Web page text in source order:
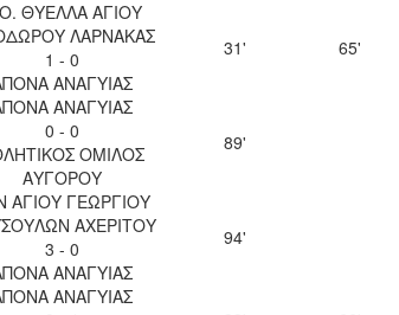
ΘΥΕΛΛΑ ΑΓΙΟΥ
ΛΑΡΝΑΚΑΣ
1 - 0
ΑΝΑΓΥΙΑΣ
31' 65'
ΑΝΑΓΥΙΑΣ
0 - 0
ΟΜΙΛΟΣ
ΑΥΓΟΡΟΥ
89'
ΑΓΙΟΥ ΓΕΩΡΓΙΟΥ
ΑΧΕΡΙΤΟΥ
3 - 0
ΑΝΑΓΥΙΑΣ
94'
ΑΝΑΓΥΙΑΣ